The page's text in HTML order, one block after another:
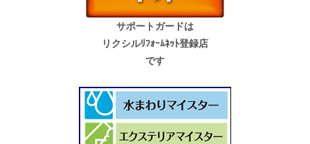
サポートガードは
リクシルﾘﾌｫｰﾑﾈｯﾄ登録店
です